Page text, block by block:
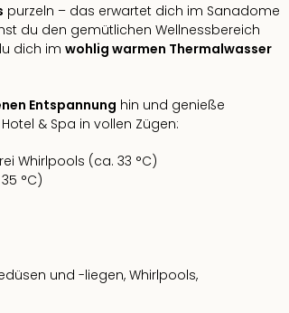
purzeln – das erwartet dich im Sanadome
du den gemütlichen Wellnessbereich
dich im wohlig warmen Thermalwasser
Entspannung hin und genieße
& Spa in vollen Zügen:
Whirlpools (ca. 33 °C)
°C)
und -liegen, Whirlpools,